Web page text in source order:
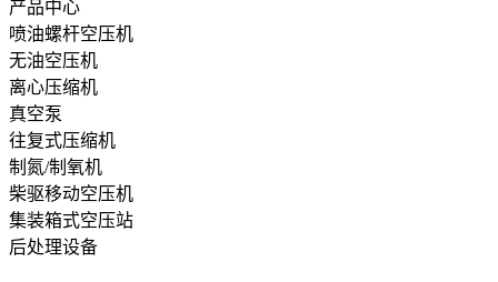
产品中心
喷油螺杆空压机
无油空压机
离心压缩机
真空泵
往复式压缩机
制氮/制氧机
柴驱移动空压机
集装箱式空压站
后处理设备